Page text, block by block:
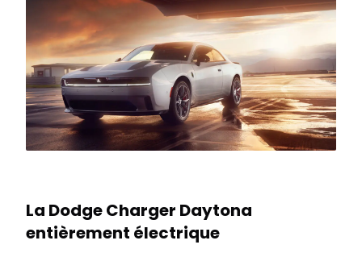
La Dodge Charger Daytona
entièrement électrique